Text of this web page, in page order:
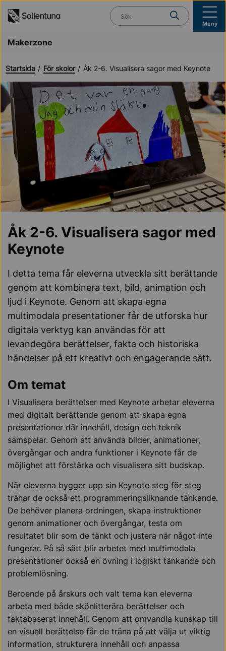
Vad söker du?
Meny
Makerzone
Startsida För skolor Åk 2-6. Visualisera sagor med Keynote
Åk 2-6. Visualisera sagor med
Keynote
I detta tema får eleverna utveckla sitt berättande
genom att kombinera text, bild, animation och
ljud i Keynote. Genom att skapa egna
multimodala presentationer får de utforska hur
digitala verktyg kan användas för att
levandegöra berättelser, fakta och historiska
händelser på ett kreativt och engagerande sätt.
Om temat
I Visualisera berättelser med Keynote arbetar eleverna
med digitalt berättande genom att skapa egna
presentationer där innehåll, design och teknik
samspelar. Genom att använda bilder, animationer,
övergångar och andra funktioner i Keynote får de
möjlighet att förstärka och visualisera sitt budskap.
När eleverna bygger upp sin Keynote steg för steg
tränar de också ett programmeringsliknande tänkande.
De behöver planera ordningen, skapa instruktioner
genom animationer och övergångar, testa om
resultatet blir som de tänkt och justera när något inte
fungerar. På så sätt blir arbetet med multimodala
presentationer också en övning i logiskt tänkande och
problemlösning.
Beroende på årskurs och valt tema kan eleverna
arbeta med både skönlitterära berättelser och
faktabaserat innehåll. Genom att omvandla kunskap till
en visuell berättelse får de träna på att välja ut viktig
information, strukturera innehåll och anpassa